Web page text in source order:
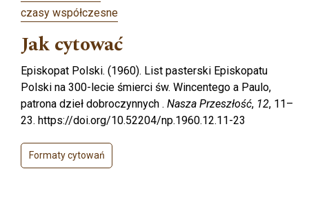
czasy współczesne
Jak cytować
Episkopat Polski. (1960). List pasterski Episkopatu
Polski na 300-lecie śmierci św. Wincentego a Paulo,
patrona dzieł dobroczynnych . Nasza Przeszłość, 12, 11–
23. https://doi.org/10.52204/np.1960.12.11-23
Formaty cytowań